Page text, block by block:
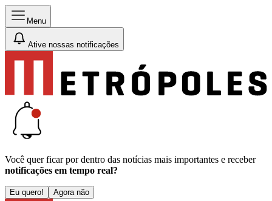
Menu
Ative nossas notificações
Você quer ficar por dentro das notícias mais importantes e receber
notificações em tempo real?
Eu quero! Agora não